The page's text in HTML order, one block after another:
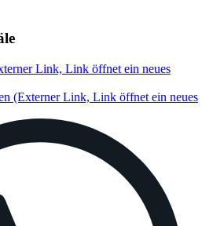
Link, Link öffnet ein neues
(Externer Link, Link öffnet ein neues